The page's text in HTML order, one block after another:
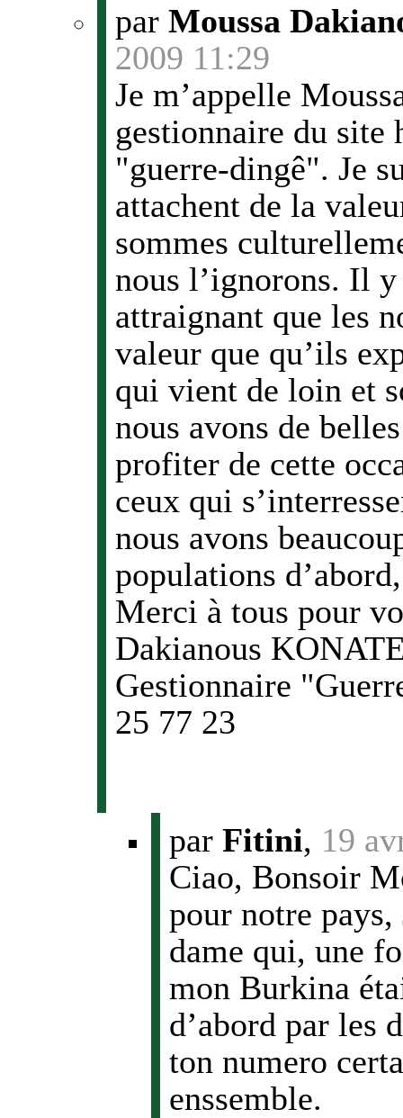
par Moussa
2009 11:29
Je m’appelle
gestionnaire du site
"guerre-dingê". Je
attachent de la
sommes
nous l’ignorons. Il
attraignant que les
valeur que qu’ils
qui vient de loin et
nous avons de
profiter de cette
ceux qui
nous avons
populations
Merci à tous pour
Dakianous
Gestionnaire
25 77 23
par Fitini, 19
Ciao, Bonsoir
pour notre pays,
dame qui, une
mon Burkina
d’abord par les
ton numero
enssemble.